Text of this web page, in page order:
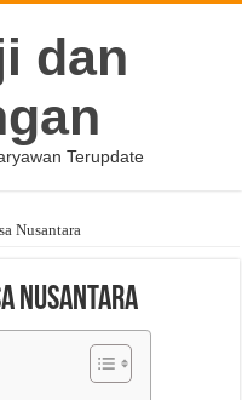
dan
Terupdate
Nusantara
Nusantara